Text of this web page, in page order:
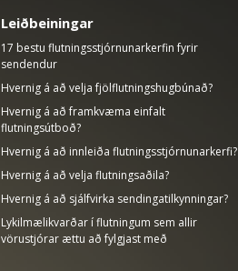
Leiðbeiningar
17 bestu flutningsstjórnunarkerfin fyrir
sendendur
Hvernig á að velja fjölflutningshugbúnað?
Hvernig á að framkvæma einfalt
flutningsútboð?
Hvernig á að innleiða flutningsstjórnunarkerfi?
Hvernig á að velja flutningsaðila?
Hvernig á að sjálfvirka sendingatilkynningar?
Lykilmælikvarðar í flutningum sem allir
vörustjórar ættu að fylgjast með